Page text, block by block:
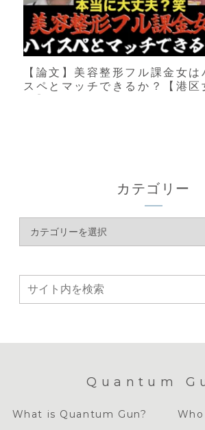
【論文】美容整形フル課金女は
スペとマッチできるか？【港区
カテゴリー
Quantum
What is Quantum Gun?